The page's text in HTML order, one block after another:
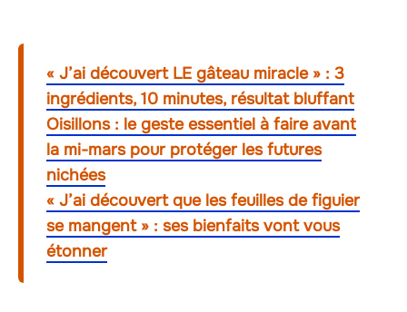
« J’ai découvert LE gâteau miracle » : 3
ingrédients, 10 minutes, résultat bluffant
Oisillons : le geste essentiel à faire avant
la mi-mars pour protéger les futures
nichées
« J’ai découvert que les feuilles de figuier
se mangent » : ses bienfaits vont vous
étonner